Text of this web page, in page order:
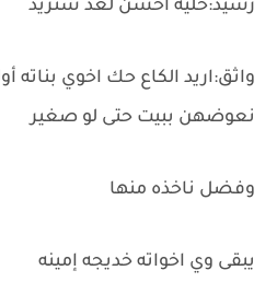
رشيد:خليه احسن لعد شتريد
واثق:اريد الكاع حك اخوي بناته
نعوضهن ببيت حتى لو صغير
وفضل ناخذه منها
يبقى وي اخواته خديجه إمينه